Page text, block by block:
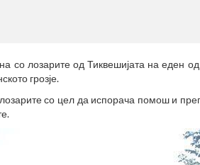
со лозарите од Тиквешијата на еден
грозје.
со цел да испорача помош и